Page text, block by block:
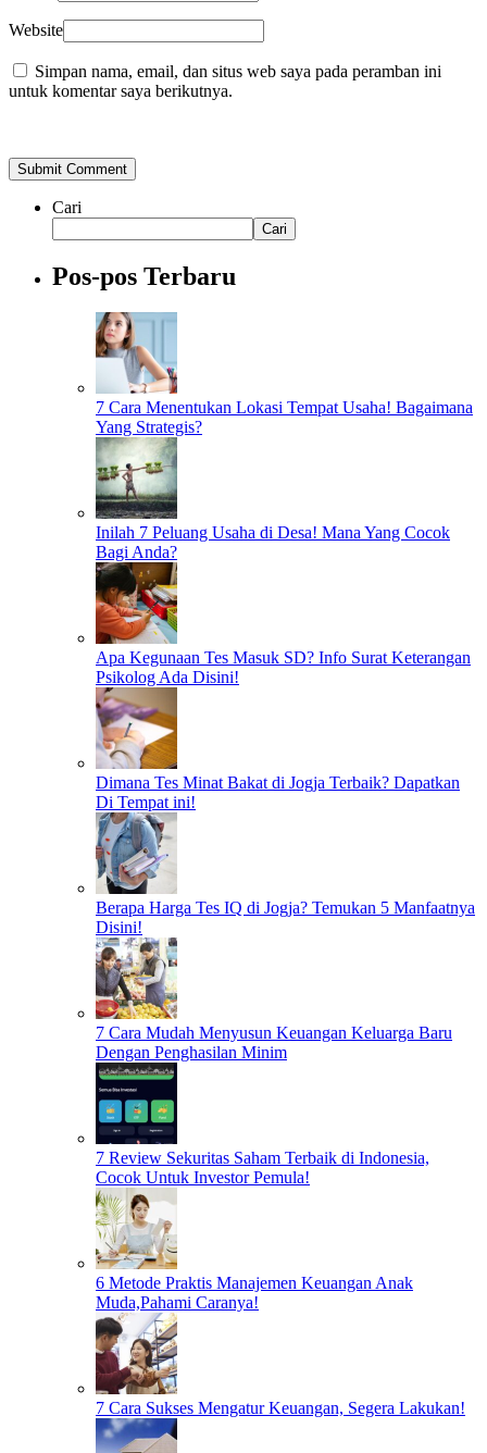
Website
Simpan nama, email, dan situs web saya pada peramban ini
untuk komentar saya berikutnya.
Cari
Cari
Pos-pos Terbaru
7 Cara Menentukan Lokasi Tempat Usaha! Bagaimana
Yang Strategis?
Inilah 7 Peluang Usaha di Desa! Mana Yang Cocok
Bagi Anda?
Apa Kegunaan Tes Masuk SD? Info Surat Keterangan
Psikolog Ada Disini!
Dimana Tes Minat Bakat di Jogja Terbaik? Dapatkan
Di Tempat ini!
Berapa Harga Tes IQ di Jogja? Temukan 5 Manfaatnya
Disini!
7 Cara Mudah Menyusun Keuangan Keluarga Baru
Dengan Penghasilan Minim
7 Review Sekuritas Saham Terbaik di Indonesia,
Cocok Untuk Investor Pemula!
6 Metode Praktis Manajemen Keuangan Anak
Muda,Pahami Caranya!
7 Cara Sukses Mengatur Keuangan, Segera Lakukan!